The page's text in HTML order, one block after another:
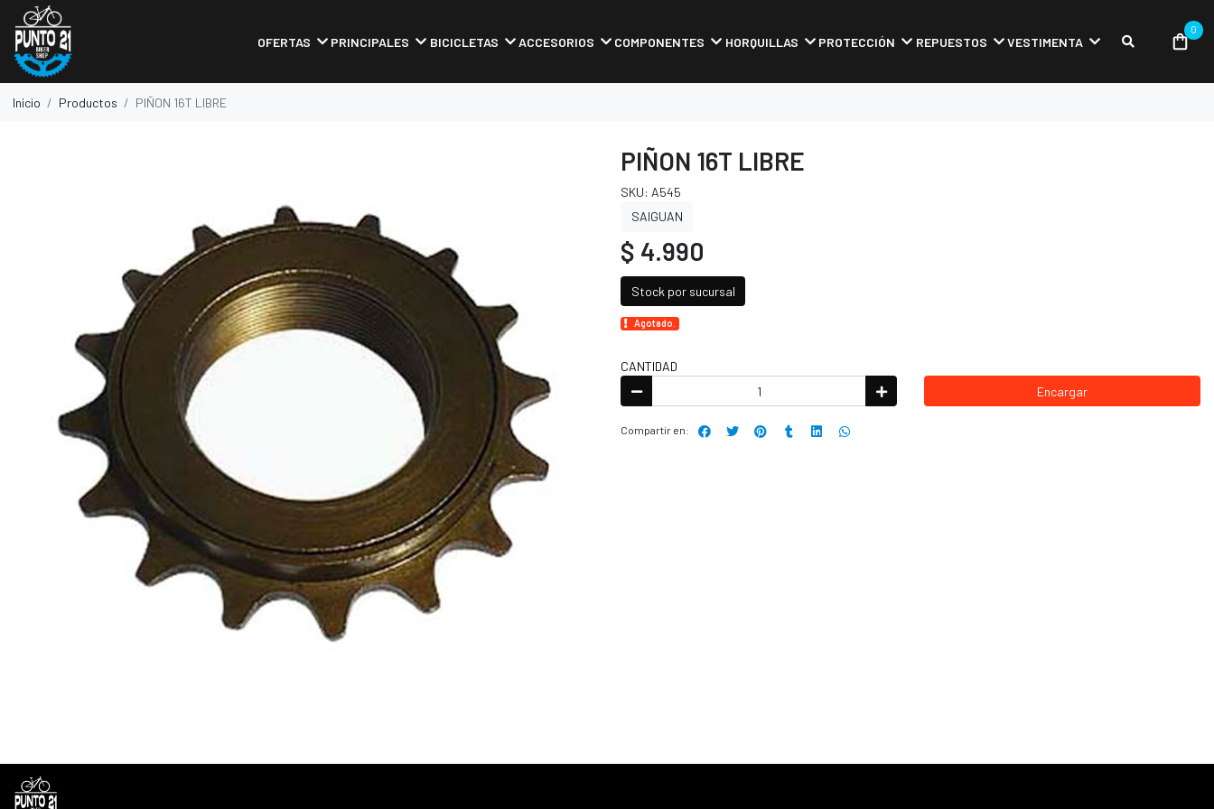
OFERTAS PRINCIPALES BICICLETAS ACCESORIOS COMPONENTES HORQUILLAS PROTECCIÓN REPUESTOS VESTIMENTA
0
Inicio Productos PIÑON 16T LIBRE
PIÑON 16T LIBRE
SKU: A545
SAIGUAN
$ 4.990
Stock por sucursal
Agotado.
CANTIDAD
Encargar
Compartir en: